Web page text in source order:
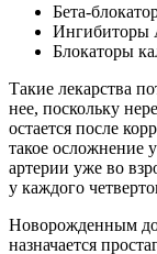
Бета-
Блокаторы
Такие лекарства
нее, поскольку
остается после
такое осложнение
артерии уже во
у каждого
Новорожденным до
назначается